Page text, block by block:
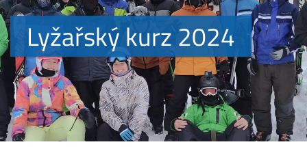
Lyžařský kurz 2024